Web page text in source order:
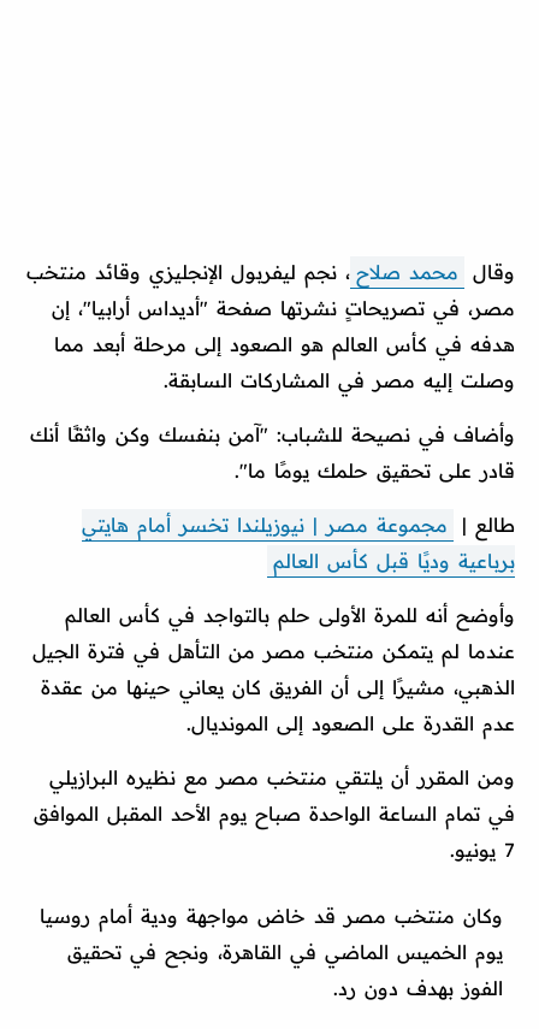
وقال محمد صلاح ، نجم ليفربول الإنجليزي وقائد منتخب
مصر، في تصريحاتٍ نشرتها صفحة "أديداس أرابيا"، إن
هدفه في كأس العالم هو الصعود إلى مرحلة أبعد مما
وصلت إليه مصر في المشاركات السابقة.
وأضاف في نصيحة للشباب: "آمن بنفسك وكن واثقًا أنك
قادر على تحقيق حلمك يومًا ما".
طالع |
مجموعة مصر | نيوزيلندا تخسر أمام هايتي
برباعية وديًا قبل كأس العالم
وأوضح أنه للمرة الأولى حلم بالتواجد في كأس العالم
عندما لم يتمكن منتخب مصر من التأهل في فترة الجيل
الذهبي، مشيرًا إلى أن الفريق كان يعاني حينها من عقدة
عدم القدرة على الصعود إلى المونديال.
ومن المقرر أن يلتقي منتخب مصر مع نظيره البرازيلي
في تمام الساعة الواحدة صباح يوم الأحد المقبل الموافق
7 يونيو.
وكان منتخب مصر قد خاض مواجهة ودية أمام روسيا
يوم الخميس الماضي في القاهرة، ونجح في تحقيق
الفوز بهدف دون رد.